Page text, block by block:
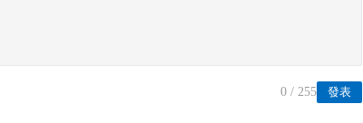
發表
0 / 255